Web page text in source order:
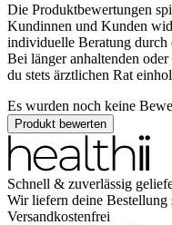
Die Produktbewertungen
Kundinnen und Kunden
individuelle Beratung
Bei länger anhaltenden
du stets ärztlichen Rat
Es wurden noch keine
Produkt bewerten
Schnell & zuverlässig
Wir liefern deine Bestellung
Versandkostenfrei